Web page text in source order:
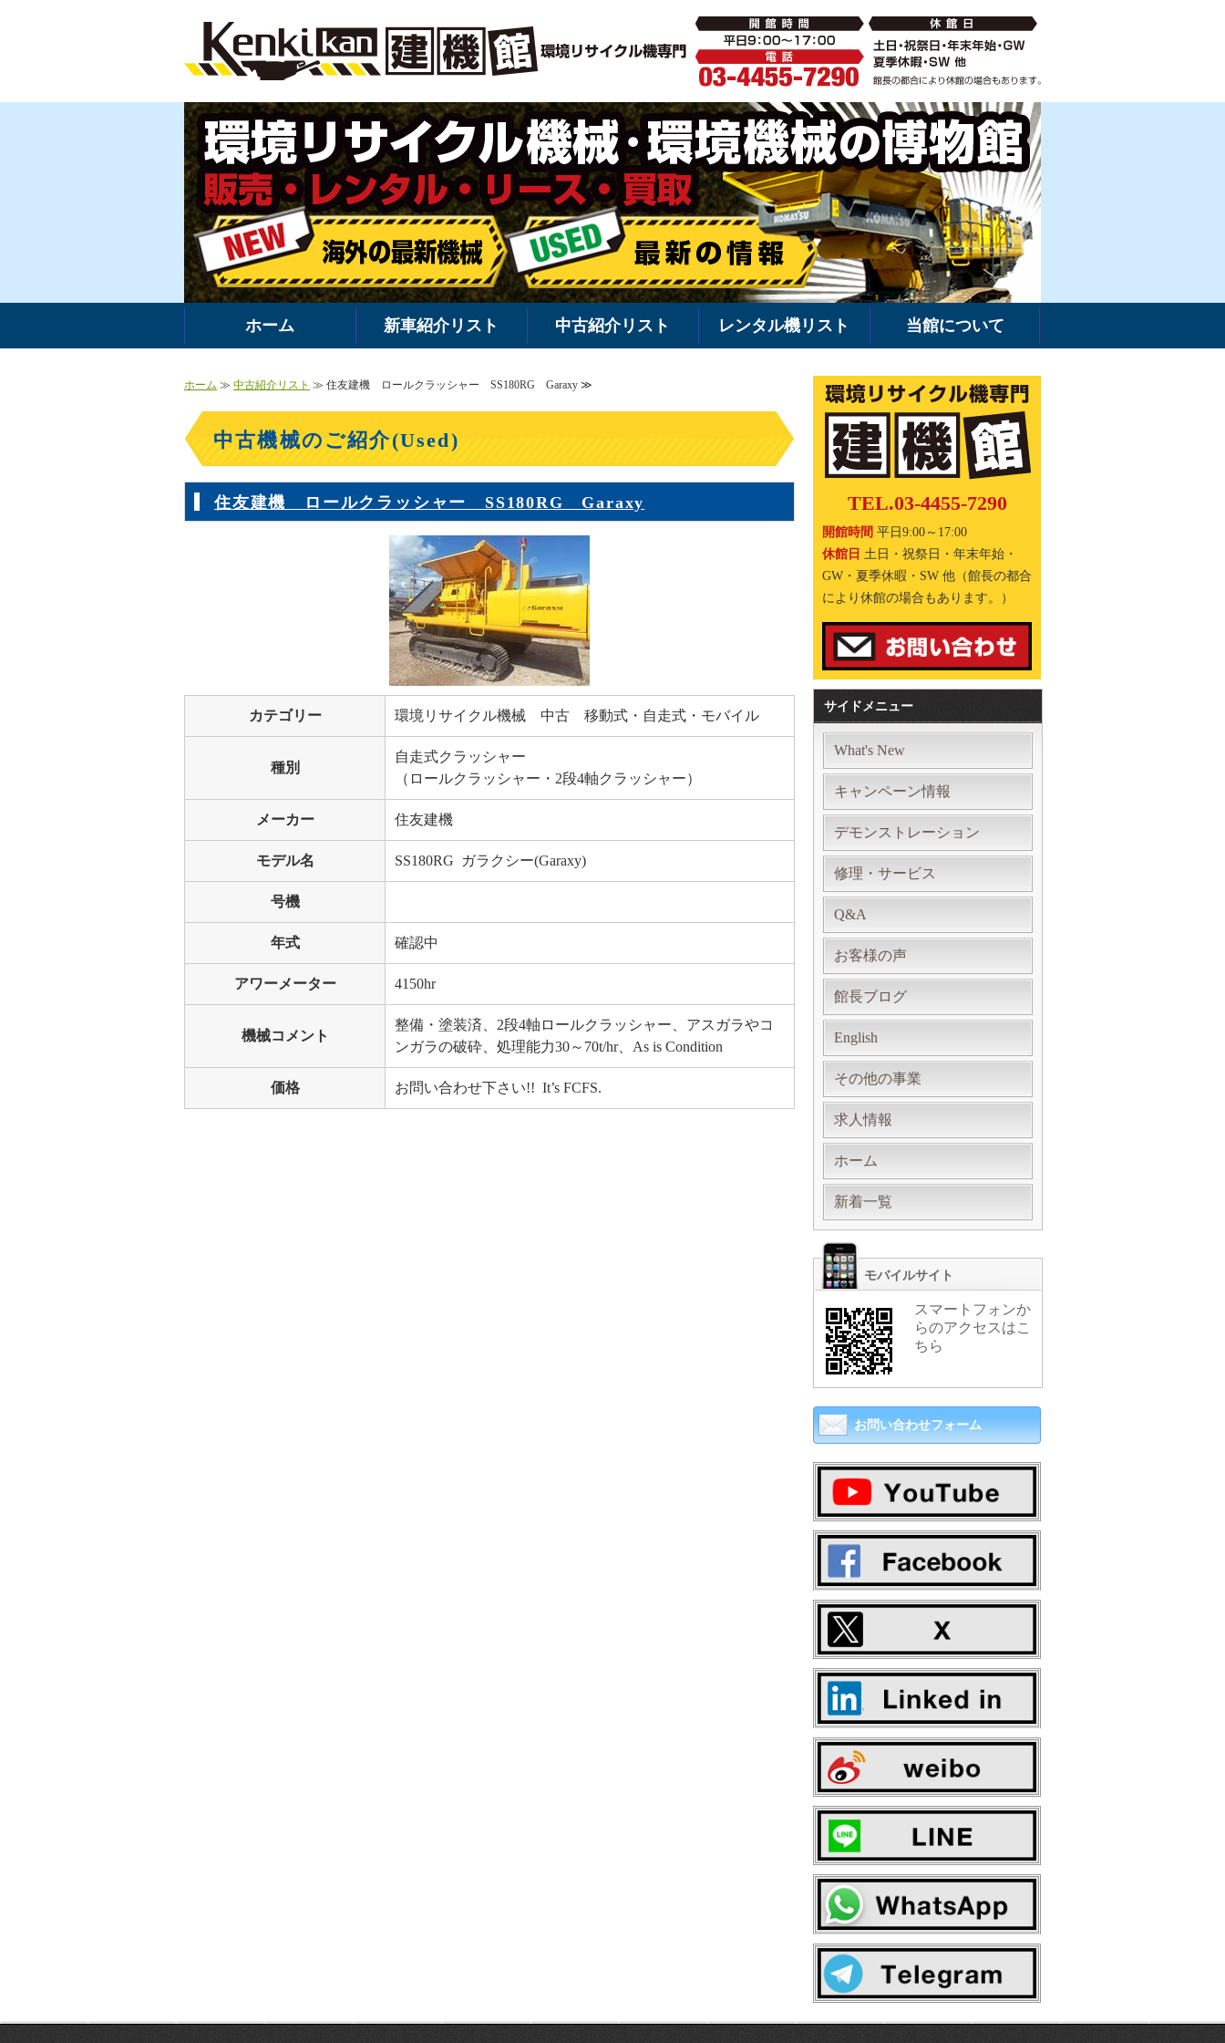
ホーム 新車紹介リスト 中古紹介リスト レンタル機リスト 当館について
ホーム ≫ 中古紹介リスト ≫ 住友建機 ロールクラッシャー SS180RG Garaxy ≫
中古機械のご紹介(Used)
住友建機 ロールクラッシャー SS180RG Garaxy
カテゴリー 環境リサイクル機械 中古 移動式・自走式・モバイル
種別
自走式クラッシャー
（ロールクラッシャー・2段4軸クラッシャー）
メーカー 住友建機
モデル名 SS180RG ガラクシー(Garaxy)
号機
年式 確認中
アワーメーター 4150hr
機械コメント
整備・塗装済、2段4軸ロールクラッシャー、アスガラやコ
ンガラの破砕、処理能力30～70t/hr、As is Condition
価格 お問い合わせ下さい!! It’s FCFS.
TEL.03-4455-7290
開館時間 平日9:00～17:00
休館日 土日・祝祭日・年末年始・
GW・夏季休暇・SW 他（館長の都合
により休館の場合もあります。）
サイドメニュー
What's New
キャンペーン情報
デモンストレーション
修理・サービス
Q&A
お客様の声
館長ブログ
English
その他の事業
求人情報
ホーム
新着一覧
モバイルサイト
スマートフォンか
らのアクセスはこ
ちら
お問い合わせフォーム